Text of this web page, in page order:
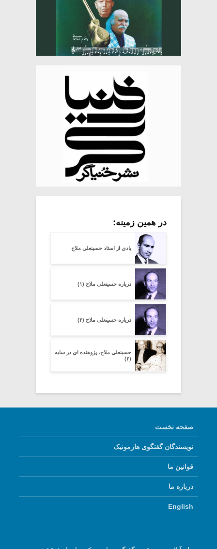
در همین زمینه:
یادی از استاد حسینعلی ملاح‌
درباره حسینعلی ملاح (۱)
درباره حسینعلی ملاح (۲)
حسینعلی ملاح، پژوهنده ای در سایه
(۲)
صفحه نخست
نویسندگان گفتگوی هارمونیک
قوانین ما
درباره ما
English